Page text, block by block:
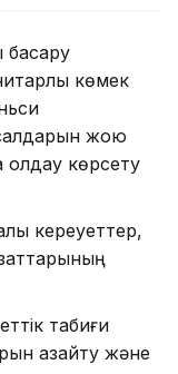
көмек
жою
көрсету
кереуеттер,
заттарының
табиғи
азайту және